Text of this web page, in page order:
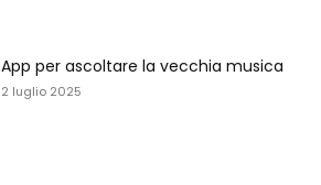
App per ascoltare la vecchia musica
2 luglio 2025